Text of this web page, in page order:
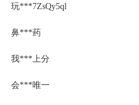
玩***7ZsQy5ql
鼻***药
我***上分
会***唯一